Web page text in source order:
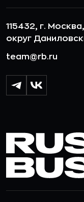
115432, г.
округ
team@rb.ru